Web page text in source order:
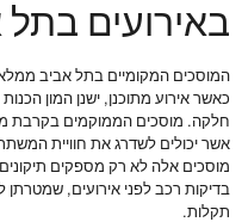
באירועים בתל
המוסכים המקומיים בתל אביב
כאשר אירוע מתוכנן, ישנן המון
חלקה. מוסכים הממוקמים בקרבת
אשר יכולים לשדרג את חוויית
מוסכים אלה לא רק מספקים
בדיקות רכב לפני אירועים, שמטרתן
תקלות.